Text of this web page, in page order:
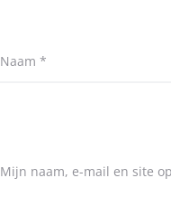
Naam *
Mijn naam, e-mail en site